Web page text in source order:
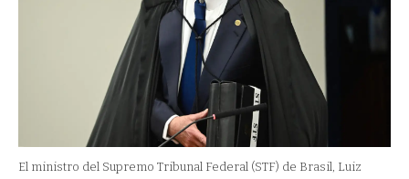
El ministro del Supremo Tribunal Federal (STF) de Brasil, Luiz